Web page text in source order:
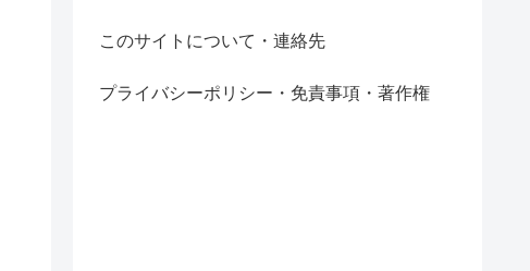
このサイトについて・連絡先
プライバシーポリシー・免責事項・著作権